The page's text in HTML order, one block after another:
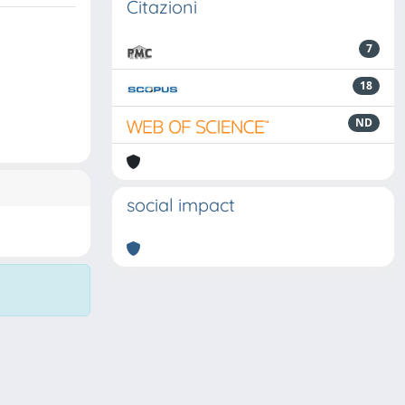
Citazioni
7
18
ND
social impact